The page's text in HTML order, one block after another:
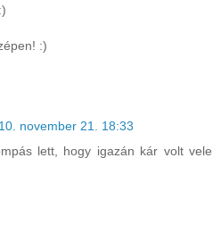
:)
november 21. 18:33
lett, hogy igazán kár volt vele